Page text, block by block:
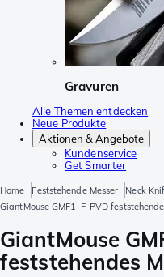
Gravuren
Alle Themen entdecken
Neue Produkte
Aktionen & Angebote
Kundenservice
Get Smarter
Home Feststehende Messer
Neck
GiantMouse GMF1-F-PVD
GiantMouse
feststehendes